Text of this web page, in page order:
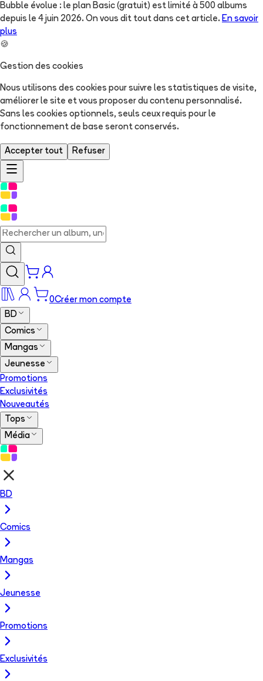
Bubble évolue : le plan Basic (gratuit) est limité à 500 albums
depuis le 4 juin 2026. On vous dit tout dans cet article. En savoir
plus
🍪
Gestion des cookies
Nous utilisons des cookies pour suivre les statistiques de visite,
améliorer le site et vous proposer du contenu personnalisé.
Sans les cookies optionnels, seuls ceux requis pour le
fonctionnement de base seront conservés.
Accepter tout Refuser
0Créer mon compte
BD
Comics
Mangas
Jeunesse
Promotions
Exclusivités
Nouveautés
Tops
Média
BD
Comics
Mangas
Jeunesse
Promotions
Exclusivités